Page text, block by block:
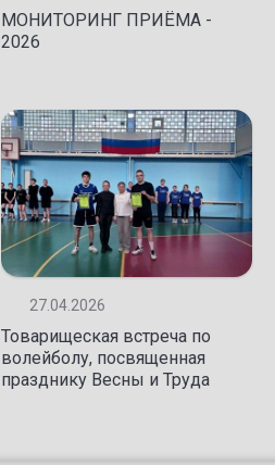
05.04.2026
ПОЗДРАВЛЯЕМ С
МОНИТОРИНГ ПРИЁМА -
2026
27.04.2026
Товарищеская встреча по
волейболу, посвященная
празднику Весны и Труда